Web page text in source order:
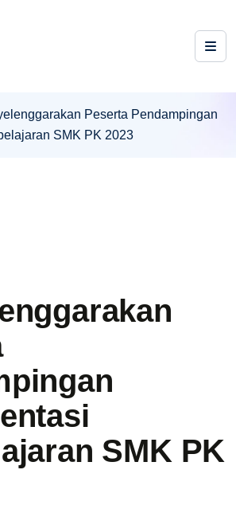
Peserta Pendampingan
SMK PK 2023
SMK PK